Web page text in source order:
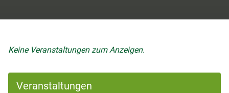
Veranstaltungen
Keine Veranstaltungen zum Anzeigen.